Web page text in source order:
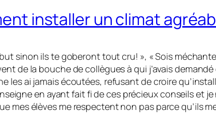
installer un climat
sinon ils te goberont tout cru! », « Sois
de la bouche de collègues à qui j’avais
les ai jamais écoutées, refusant de croire
en ayant fait fi de ces précieux conseils et
mes élèves me respectent non pas parce qu’ils